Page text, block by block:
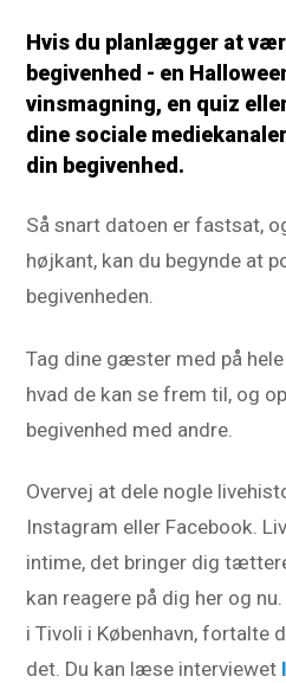
Hvis du planlægger at
begivenhed - en
vinsmagning, en quiz
dine sociale
din begivenhed.
Så snart datoen er fastsat,
højkant, kan du begynde at
begivenheden.
Tag dine gæster med på
hvad de kan se frem til, og
begivenhed med andre.
Overvej at dele nogle
Instagram eller Facebook.
intime, det bringer dig
kan reagere på dig her og
i Tivoli i København, fortalte
det. Du kan læse interviewet